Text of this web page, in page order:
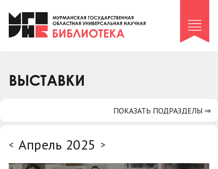
Клуб «Гиря и сельдерей»
Клуб «Семейный архив»
Коллегам
ВЫСТАВКИ
< Апрель 2025 >
ПОКАЗАТЬ ПОДРАЗДЕЛЫ ⇒